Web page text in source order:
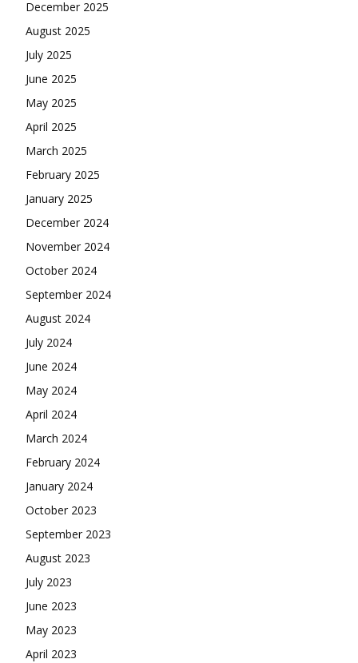
December 2025
August 2025
July 2025
June 2025
May 2025
April 2025
March 2025
February 2025
January 2025
December 2024
November 2024
October 2024
September 2024
August 2024
July 2024
June 2024
May 2024
April 2024
March 2024
February 2024
January 2024
October 2023
September 2023
August 2023
July 2023
June 2023
May 2023
April 2023